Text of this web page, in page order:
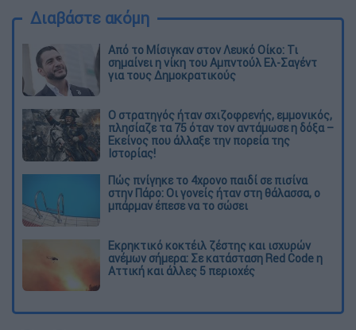
Διαβάστε ακόμη
Από το Μίσιγκαν στον Λευκό Οίκο: Τι
σημαίνει η νίκη του Αμπντούλ Ελ-Σαγέντ
για τους Δημοκρατικούς
O στρατηγός ήταν σχιζοφρενής, εμμονικός,
πλησίαζε τα 75 όταν τον αντάμωσε η δόξα –
Εκείνος που άλλαξε την πορεία της
Ιστορίας!
Πώς πνίγηκε το 4χρονο παιδί σε πισίνα
στην Πάρο: Οι γονείς ήταν στη θάλασσα, ο
μπάρμαν έπεσε να το σώσει
Εκρηκτικό κοκτέιλ ζέστης και ισχυρών
ανέμων σήμερα: Σε κατάσταση Red Code η
Αττική και άλλες 5 περιοχές